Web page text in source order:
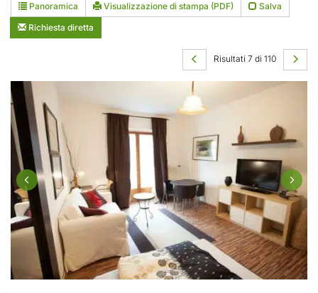
Panoramica Visualizzazione di stampa (PDF)
Salva
Richiesta diretta
Risultati 7 di 110